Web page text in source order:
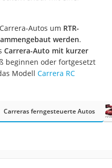
Autos um RTR-
werden.
Carrera-Auto mit kurzer
beginnen oder fortgesetzt
Modell Carrera RC
Carreras ferngesteuerte Autos